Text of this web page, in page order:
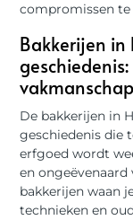
compromissen te
Bakkerijen in
vakmanschap
De bakkerijen in
geschiedenis die
erfgoed wordt
en ongeëvenaard
bakkerijen waan
technieken en